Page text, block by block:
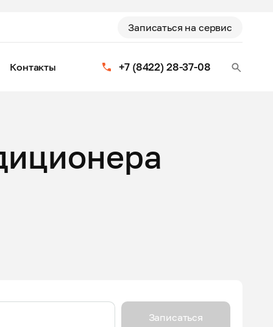
Записаться на сервис
+7 (8422) 28-37-08
Контакты
Записаться